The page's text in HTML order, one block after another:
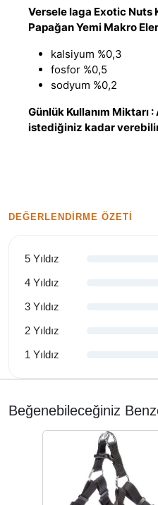
Versele laga Exotic Nuts
Papağan Yemi Makro
kalsiyum %0,3
fosfor %0,5
sodyum %0,2
Günlük Kullanım Miktarı
istediğiniz kadar
DEĞERLENDIRME ÖZETI
5 Yıldız
4 Yıldız
3 Yıldız
2 Yıldız
1 Yıldız
Beğenebileceğiniz